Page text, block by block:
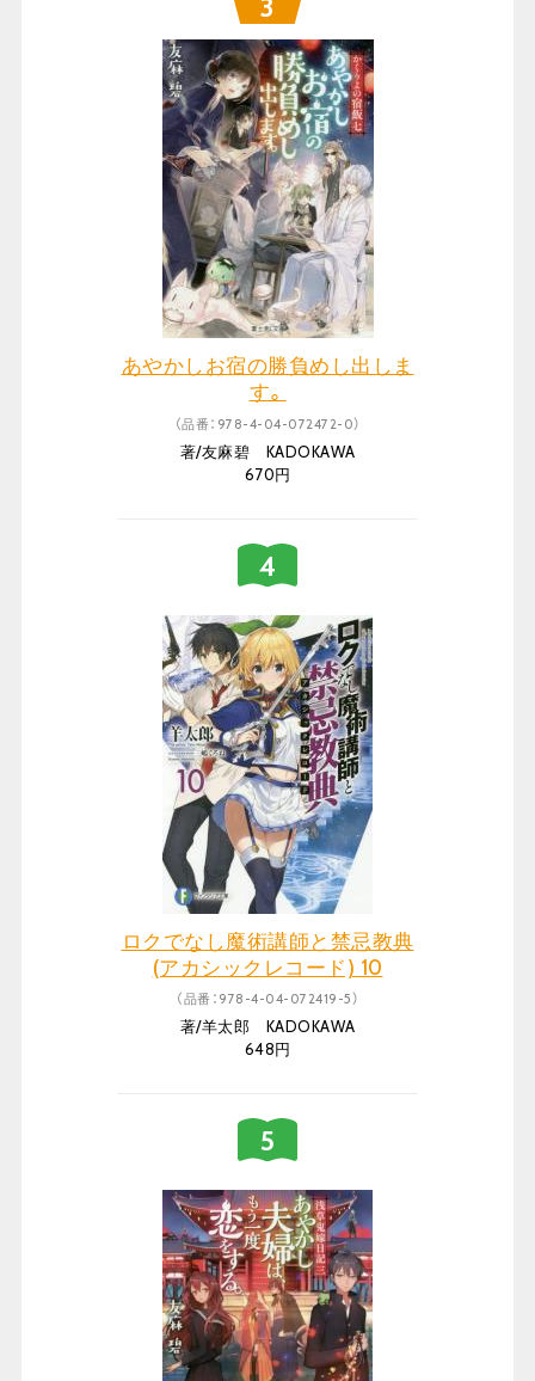
あやかしお宿の勝負めし出しま
す。
（品番：978-4-04-072472-0）
著/友麻碧 KADOKAWA
670円
ロクでなし魔術講師と禁忌教典
(アカシックレコード) 10
（品番：978-4-04-072419-5）
著/羊太郎 KADOKAWA
648円